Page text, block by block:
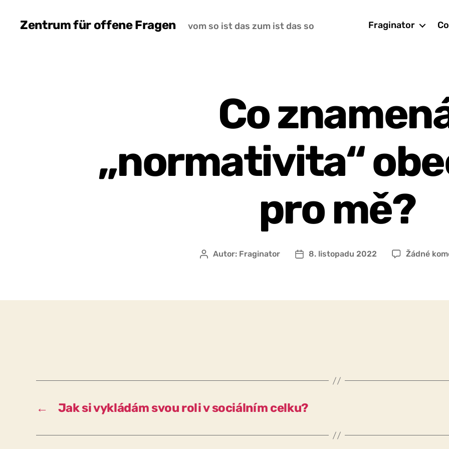
Zentrum für offene Fragen vom so ist das zum ist das so Fraginator
Co
„normativita“
pro mě?
Autor
Autor: Fraginator
Datum
8. listopadu 2022 Žádné
← Jak si vykládám svou roli v sociálním celku?